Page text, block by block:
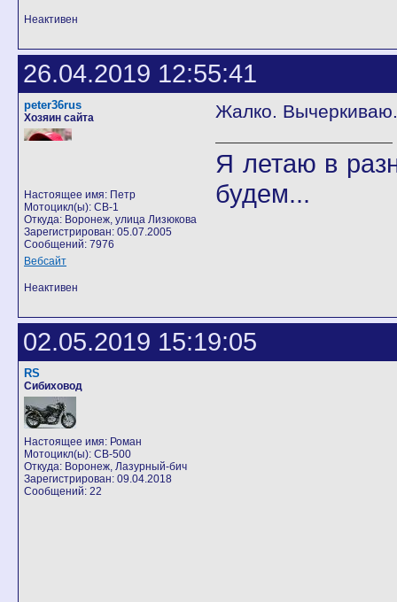
Неактивен
26.04.2019 12:55:41
peter36rus
Хозяин сайта
Настоящее имя: Петр
Мотоцикл(ы): CB-1
Откуда: Воронеж, улица Лизюкова
Зарегистрирован: 05.07.2005
Сообщений: 7976
Вебсайт
Жалко.
Я летаю в
будем...
Неактивен
02.05.2019 15:19:05
RS
Сибиховод
Настоящее имя: Роман
Мотоцикл(ы): CB-500
Откуда: Воронеж, Лазурный-бич
Зарегистрирован: 09.04.2018
Сообщений: 22